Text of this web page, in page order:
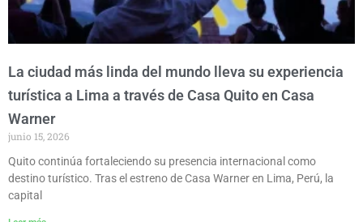
La ciudad más linda del mundo lleva su experiencia
turística a Lima a través de Casa Quito en Casa
Warner
junio 15, 2026
Quito continúa fortaleciendo su presencia internacional como
destino turístico. Tras el estreno de Casa Warner en Lima, Perú, la
capital